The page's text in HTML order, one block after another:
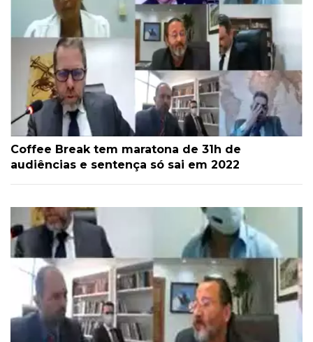
Coffee Break tem maratona de 31h de
audiências e sentença só sai em 2022